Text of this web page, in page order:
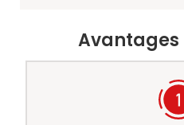
Avantages